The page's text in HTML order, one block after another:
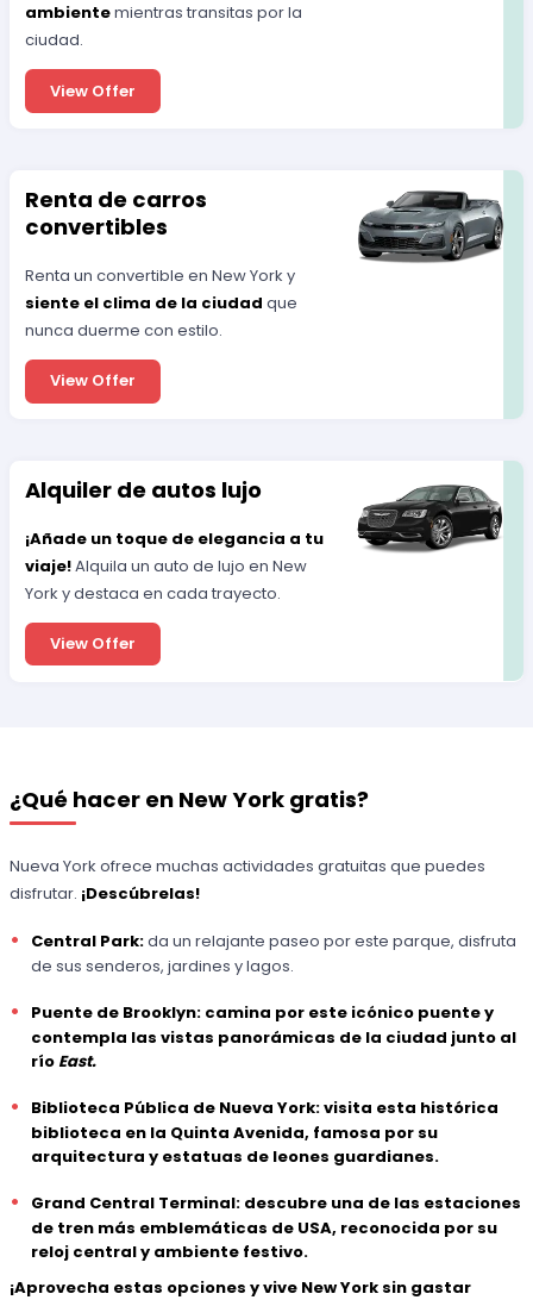
ambientemientras transitas por la
ciudad.
View Offer
Renta de carros
convertibles
Renta un convertible en New York y
siente el clima de la ciudad que
nunca duerme con estilo.
View Offer
Alquiler de autos lujo
¡Añade un toque de elegancia a tu
viaje!Alquila un auto de lujo en New
York y destaca en cada trayecto.
View Offer
¿Qué hacer en New York gratis?
Nueva York ofrece muchas actividades gratuitas que puedes
disfrutar. ¡Descúbrelas!
Central Park:da un relajante paseo por este parque, disfruta
de sus senderos, jardines y lagos.
Puente de Brooklyn: camina por este icónico puente y
contempla las vistas panorámicas de la ciudad junto al
río East.
Biblioteca Pública de Nueva York:visita esta histórica
biblioteca en la Quinta Avenida, famosa por su
arquitectura y estatuas de leones guardianes.
Grand Central Terminal: descubre una de las estaciones
de tren más emblemáticas de USA, reconocida por su
reloj central y ambiente festivo.
¡Aprovecha estas opciones y vive New York sin gastar